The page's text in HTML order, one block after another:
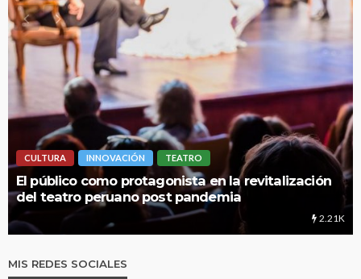
CULTURA INNOVACIÓN TEATRO
El público como protagonista en la revitalización
del teatro peruano post pandemia
2.21K
MIS REDES SOCIALES